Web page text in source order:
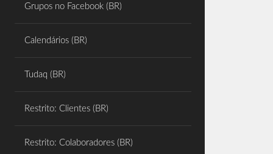
Grupos no Facebook (BR)
Calendários (BR)
Tudaq (BR)
Restrito: Clientes (BR)
Restrito: Colaboradores (BR)